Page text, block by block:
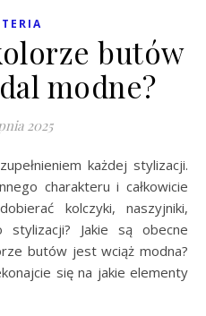
butów
modne?
2025
charakteru i całkowicie
kolczyki, naszyjniki,
Jakie są obecne
butów jest wciąż modna?
się na jakie elementy